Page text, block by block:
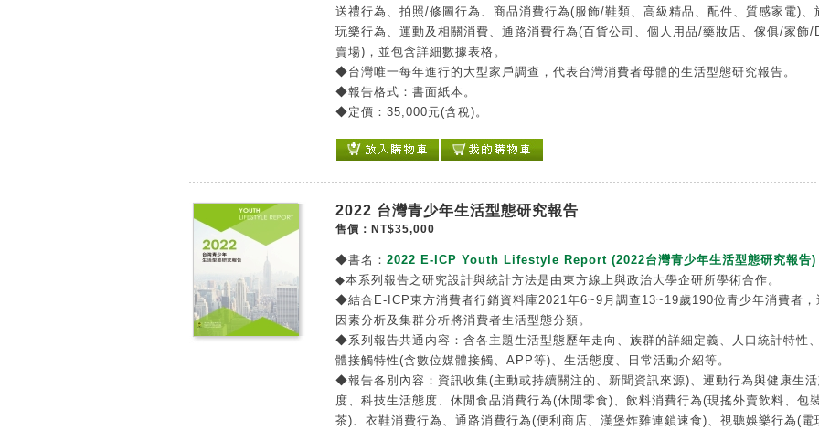
送禮行為、拍照/修圖行為、商品消費行為(服飾/鞋類、高級精品、配件、質感家電)、
玩樂行為、運動及相關消費、通路消費行為(百貨公司、個人用品/藥妝店、傢俱/家飾/
賣場)，並包含詳細數據表格。
◆台灣唯一每年進行的大型家戶調查，代表台灣消費者母體的生活型態研究報告。
◆報告格式：書面紙本。
◆定價：35,000元(含稅)。
2022 台灣青少年生活型態研究報告
售價：NT$35,000
◆書名： 2022 E-ICP Youth Lifestyle Report (2022台灣青少年生活型態研究報告)
◆本系列報告之研究設計與統計方法是由東方線上與政治大學企研所學術合作。
◆結合E-ICP東方消費者行銷資料庫2021年6~9月調查13~19歲190位青少年消費者，
因素分析及集群分析將消費者生活型態分類。
◆系列報告共通內容：含各主題生活型態歷年走向、族群的詳細定義、人口統計特性
體接觸特性(含數位媒體接觸、APP等)、生活態度、日常活動介紹等。
◆報告各別內容：資訊收集(主動或持續關注的、新聞資訊來源)、運動行為與健康生
度、科技生活態度、休閒食品消費行為(休閒零食)、飲料消費行為(現搖外賣飲料、包
茶)、衣鞋消費行為、通路消費行為(便利商店、漢堡炸雞連鎖速食)、視聽娛樂行為(電